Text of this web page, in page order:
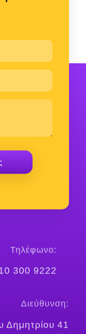
Τηλέφωνο:
300 9222
Διεύθυνση:
Δημητρίου 41